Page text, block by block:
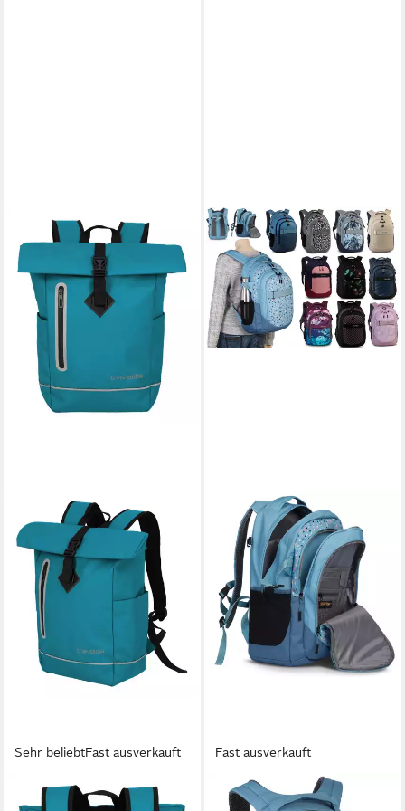
Sehr beliebtFast ausverkauft
TRAVELITE
Freizeitrucksack BASICS
Fast ausverkauft
EBAXX
Schulrucksack Groß